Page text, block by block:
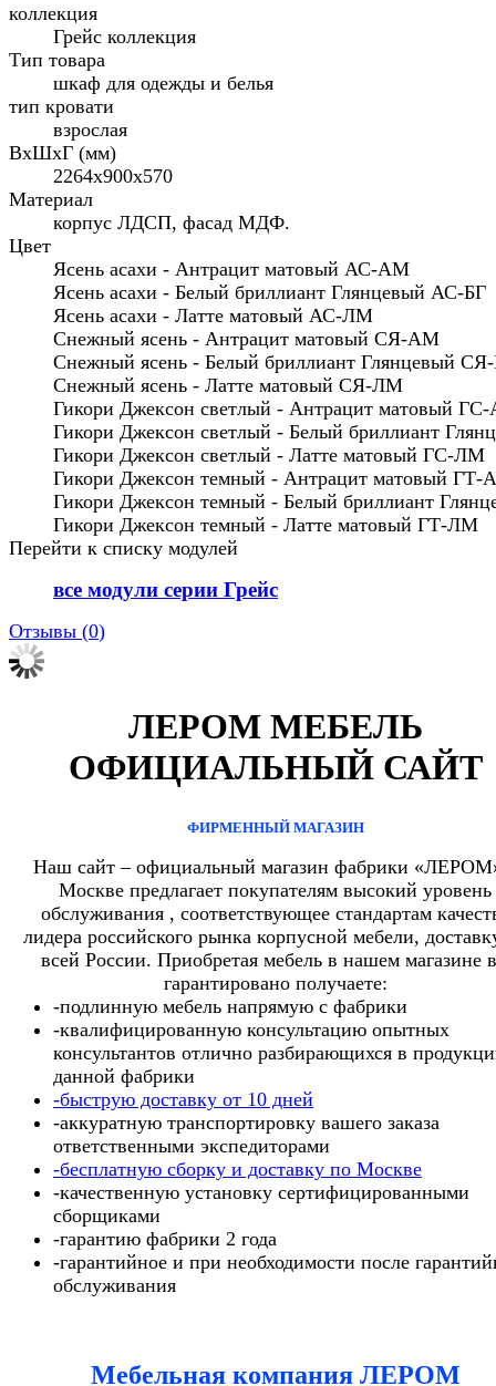
коллекция
Грейс коллекция
Тип товара
шкаф для одежды и белья
тип кровати
взрослая
ВхШхГ (мм)
2264х900х570
Материал
корпус ЛДСП, фасад МДФ.
Цвет
Ясень асахи - Антрацит матовый АС-АМ
Ясень асахи - Белый бриллиант Глянцевый АС-БГ
Ясень асахи - Латте матовый АС-ЛМ
Снежный ясень - Антрацит матовый СЯ-АМ
Снежный ясень - Белый бриллиант Глянцевый
Снежный ясень - Латте матовый СЯ-ЛМ
Гикори Джексон светлый - Антрацит матовый
Гикори Джексон светлый - Белый бриллиант
Гикори Джексон светлый - Латте матовый ГС-ЛМ
Гикори Джексон темный - Антрацит матовый
Гикори Джексон темный - Белый бриллиант
Гикори Джексон темный - Латте матовый ГТ-ЛМ
Перейти к списку модулей
все модули серии Грейс
Отзывы (0)
ЛЕРОМ МЕБЕЛЬ
ОФИЦИАЛЬНЫЙ САЙТ
ФИРМЕННЫЙ МАГАЗИН
Наш сайт – официальный магазин фабрики
Москве предлагает покупателям высокий уровень
обслуживания , соответствующее стандартам
лидера российского рынка корпусной мебели,
всей России. Приобретая мебель в нашем магазине
гарантировано получаете:
-подлинную мебель напрямую с фабрики
-квалифицированную консультацию опытных
консультантов отлично разбирающихся в
данной фабрики
-быструю доставку от 10 дней
-аккуратную транспортировку вашего заказа
ответственными экспедиторами
-бесплатную сборку и доставку по Москве
-качественную установку сертифицированными
сборщиками
-гарантию фабрики 2 года
-гарантийное и при необходимости после
обслуживания
Мебельная компания ЛЕРОМ